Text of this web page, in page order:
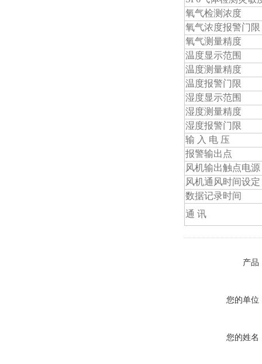
氧气检测浓度
氧气浓度报警门限
氧气测量精度
温度显示范围
温度测量精度
温度报警门限
湿度显示范围
湿度测量精度
湿度报警门限
输 入 电 压
报警输出点
风机输出触点电源
风机通风时间设定
数据记录时间
通 讯
产品
您的单位
您的姓名